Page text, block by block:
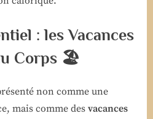
: les Vacances
Corps 🏖️
non comme une
mais comme des vacances